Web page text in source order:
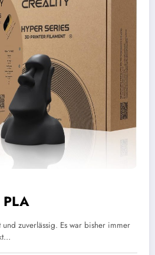
und zuverlässig. Es war bisher immer